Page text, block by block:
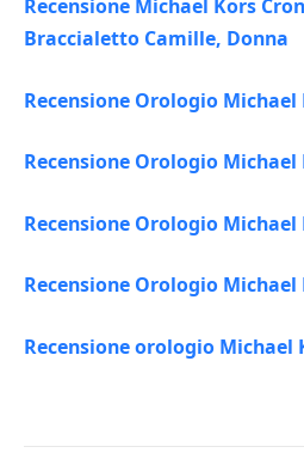
Recensione Michael Kors
Braccialetto Camille, Donna
Recensione Orologio
Recensione Orologio
Recensione Orologio
Recensione Orologio Michael
Recensione orologio Michael